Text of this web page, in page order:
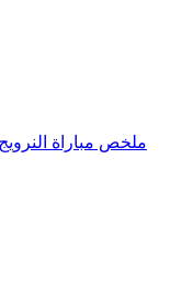
ملخص مباراة